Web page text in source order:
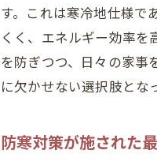
す。これは寒冷地仕様で
くく、エネルギー効率を
を防ぎつつ、日々の家事
に欠かせない選択肢とな
防寒対策が施された